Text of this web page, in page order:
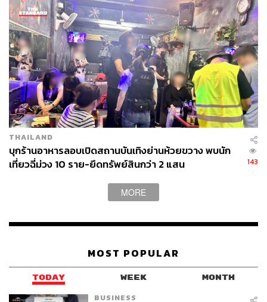
THAILAND
บุกร้านอาหารลอบเปิดสถานบันเทิงย่านห้วยขวาง พบนัก
เที่ยวฉี่ม่วง 10 ราย-ยึดทรัพย์สินกว่า 2 แสน
143
MORE
MOST POPULAR
TODAY WEEK MONTH
BUSINESS